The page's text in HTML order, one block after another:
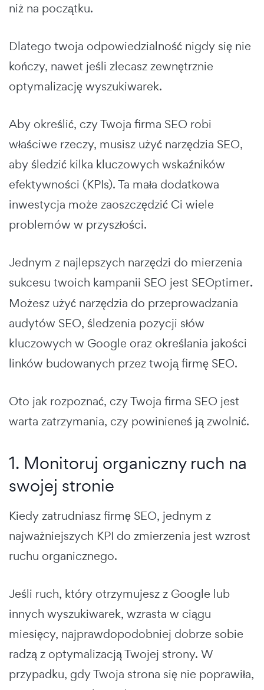
niż na początku.
Dlatego twoja odpowiedzialność nigdy się nie
kończy, nawet jeśli zlecasz zewnętrznie
optymalizację wyszukiwarek.
Aby określić, czy Twoja firma SEO robi
właściwe rzeczy, musisz użyć narzędzia SEO,
aby śledzić kilka kluczowych wskaźników
efektywności (KPIs). Ta mała dodatkowa
inwestycja może zaoszczędzić Ci wiele
problemów w przyszłości.
Jednym z najlepszych narzędzi do mierzenia
sukcesu twoich kampanii SEO jest SEOptimer.
Możesz użyć narzędzia do przeprowadzania
audytów SEO, śledzenia pozycji słów
kluczowych w Google oraz określania jakości
linków budowanych przez twoją firmę SEO.
Oto jak rozpoznać, czy Twoja firma SEO jest
warta zatrzymania, czy powinieneś ją zwolnić.
1. Monitoruj organiczny ruch na
swojej stronie
Kiedy zatrudniasz firmę SEO, jednym z
najważniejszych KPI do zmierzenia jest wzrost
ruchu organicznego.
Jeśli ruch, który otrzymujesz z Google lub
innych wyszukiwarek, wzrasta w ciągu
miesięcy, najprawdopodobniej dobrze sobie
radzą z optymalizacją Twojej strony. W
przypadku, gdy Twoja strona się nie poprawiła,